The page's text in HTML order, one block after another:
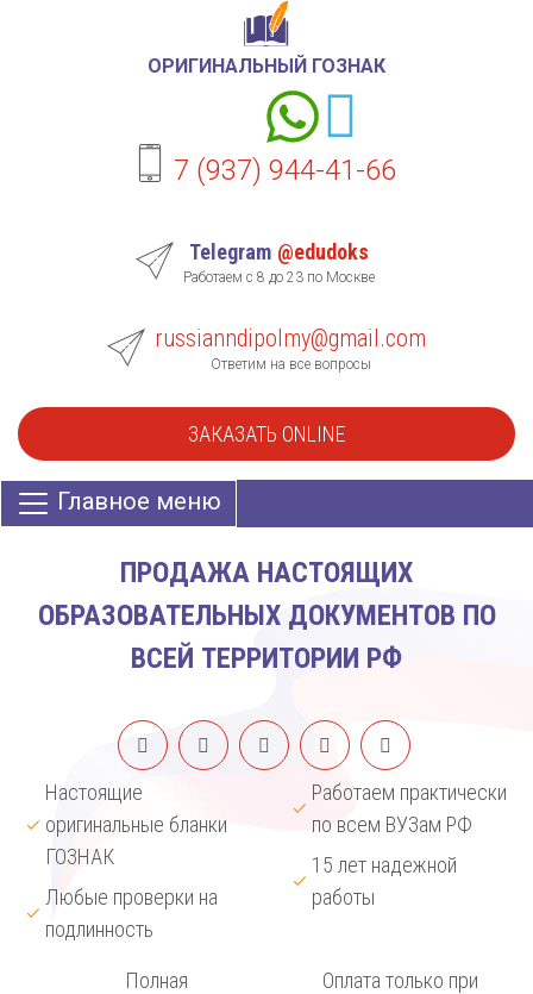
ОРИГИНАЛЬНЫЙ ГОЗНАК
7 (937) 944-41-66
Telegram @edudoks
Работаем с 8 до 23 по Москве
russianndipolmy@gmail.com
Ответим на все вопросы
ЗАКАЗАТЬ ONLINE
Главное меню
ПРОДАЖА НАСТОЯЩИХ
ОБРАЗОВАТЕЛЬНЫХ ДОКУМЕНТОВ ПО
ВСЕЙ ТЕРРИТОРИИ РФ
Настоящие
оригинальные бланки
ГОЗНАК
Любые проверки на
подлинность
Работаем практически
по всем ВУЗам РФ
15 лет надежной
работы
Полная
Оплата только при